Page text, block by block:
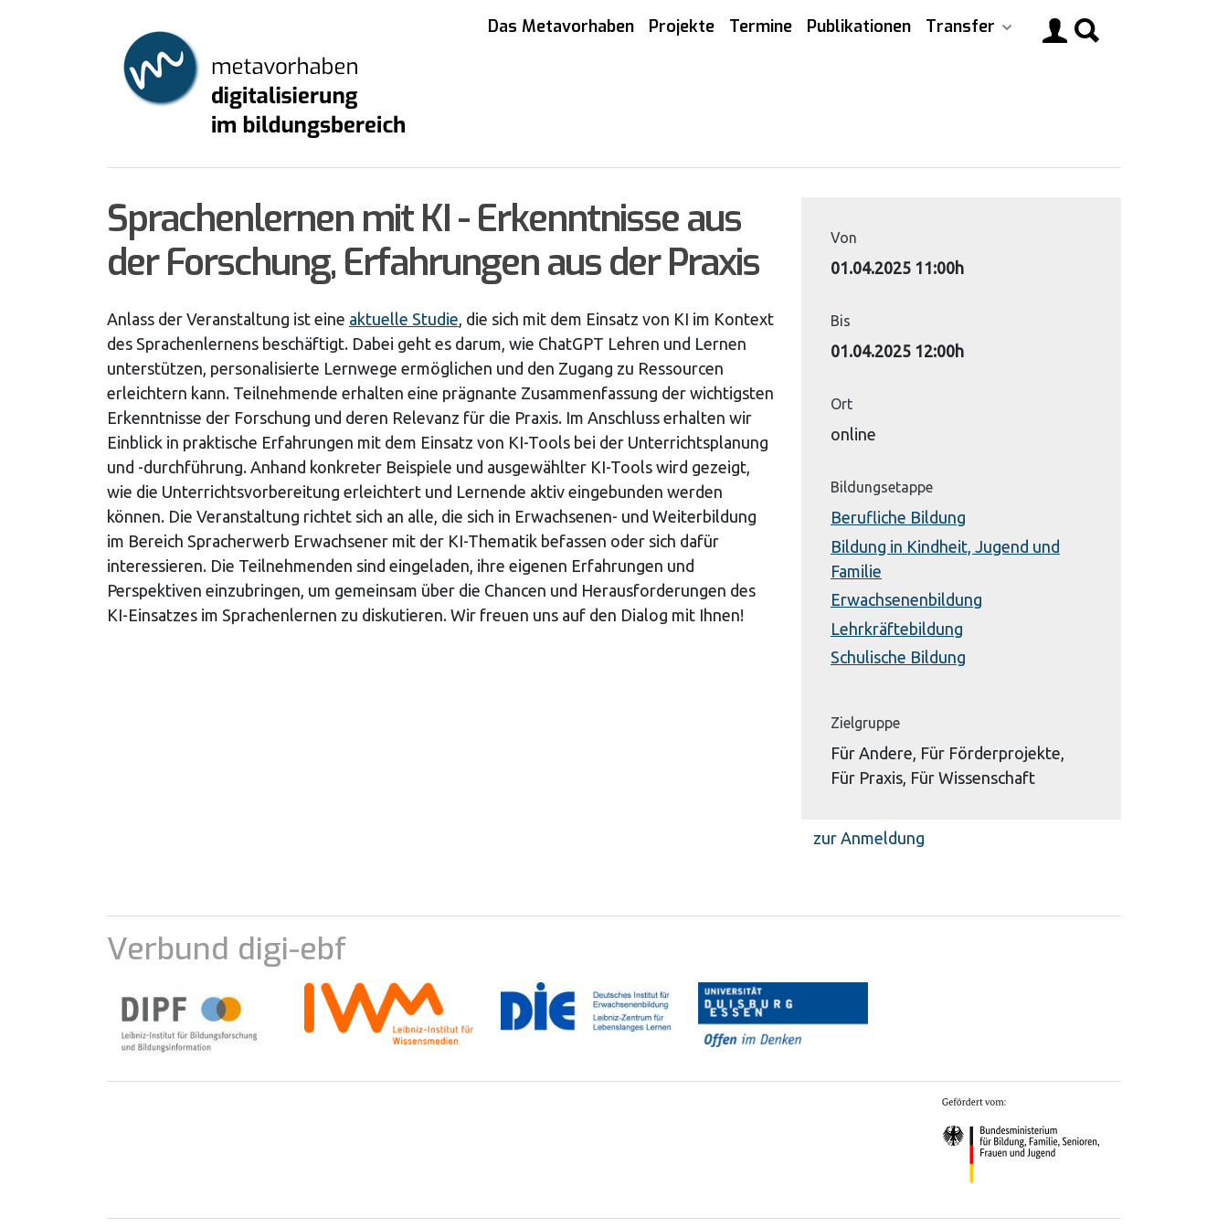
Das Metavorhaben Projekte Termine Publikationen Transfer
Sprachenlernen mit KI - Erkenntnisse aus
der Forschung, Erfahrungen aus der Praxis
Anlass der Veranstaltung ist eine aktuelle Studie, die sich mit dem Einsatz von KI im Kontext
des Sprachenlernens beschäftigt. Dabei geht es darum, wie ChatGPT Lehren und Lernen
unterstützen, personalisierte Lernwege ermöglichen und den Zugang zu Ressourcen
erleichtern kann. Teilnehmende erhalten eine prägnante Zusammenfassung der wichtigsten
Erkenntnisse der Forschung und deren Relevanz für die Praxis. Im Anschluss erhalten wir
Einblick in praktische Erfahrungen mit dem Einsatz von KI-Tools bei der Unterrichtsplanung
und -durchführung. Anhand konkreter Beispiele und ausgewählter KI-Tools wird gezeigt,
wie die Unterrichtsvorbereitung erleichtert und Lernende aktiv eingebunden werden
können. Die Veranstaltung richtet sich an alle, die sich in Erwachsenen- und Weiterbildung
im Bereich Spracherwerb Erwachsener mit der KI-Thematik befassen oder sich dafür
interessieren. Die Teilnehmenden sind eingeladen, ihre eigenen Erfahrungen und
Perspektiven einzubringen, um gemeinsam über die Chancen und Herausforderungen des
KI-Einsatzes im Sprachenlernen zu diskutieren. Wir freuen uns auf den Dialog mit Ihnen!
Von
01.04.2025 11:00h
Bis
01.04.2025 12:00h
Ort
online
Bildungsetappe
Berufliche Bildung
Bildung in Kindheit, Jugend und
Familie
Erwachsenenbildung
Lehrkräftebildung
Schulische Bildung
Zielgruppe
Für Andere, Für Förderprojekte,
Für Praxis, Für Wissenschaft
zur Anmeldung
Verbund digi-ebf